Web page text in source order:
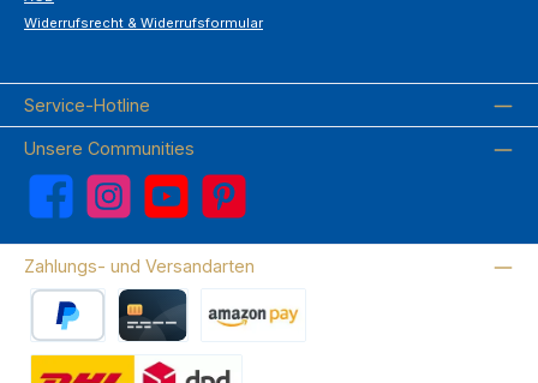
Widerrufsrecht & Widerrufsformular
Service-Hotline
Unsere Communities
Facebook Instagram YouTube Pinterest
Zahlungs- und Versandarten